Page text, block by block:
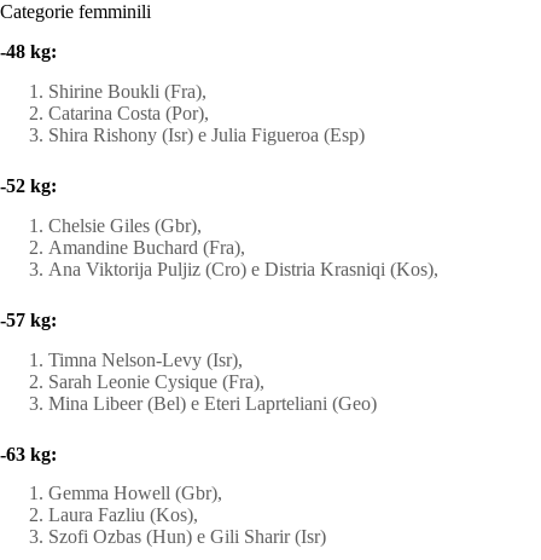
Categorie femminili
-48 kg:
Shirine Boukli (Fra),
Catarina Costa (Por),
Shira Rishony (Isr) e Julia Figueroa (Esp)
-52 kg:
Chelsie Giles (Gbr),
Amandine Buchard (Fra),
Ana Viktorija Puljiz (Cro) e Distria Krasniqi (Kos),
-57 kg:
Timna Nelson-Levy (Isr),
Sarah Leonie Cysique (Fra),
Mina Libeer (Bel) e Eteri Laprteliani (Geo)
-63 kg:
Gemma Howell (Gbr),
Laura Fazliu (Kos),
Szofi Ozbas (Hun) e Gili Sharir (Isr)